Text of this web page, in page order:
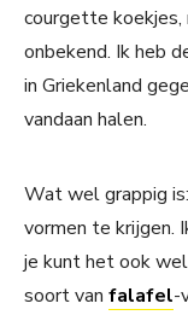
courgette koekjes,
onbekend. Ik heb
in Griekenland
vandaan halen.
Wat wel grappig
vormen te krijgen.
je kunt het ook
soort van falafel-